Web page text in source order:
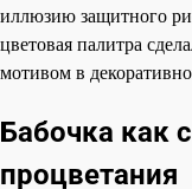
иллюзию защитного
цветовая палитра
мотивом в
Бабочка как
процветания